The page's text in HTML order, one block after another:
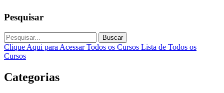
Pesquisar
Buscar
Clique Aqui para Acessar Todos os Cursos Lista de Todos os
Cursos
Categorias